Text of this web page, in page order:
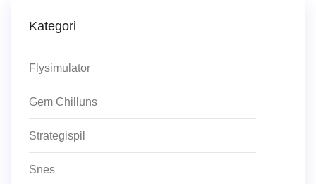
Kategori
Flysimulator
Gem Chilluns
Strategispil
Snes